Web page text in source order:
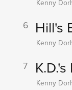
Kenny
6 Hill's
Kenny
7
Kenny